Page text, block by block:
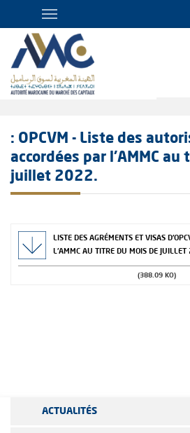
: OPCVM - Liste des
accordées par l'AMMC
juillet 2022.
LISTE DES AGRÉMENTS ET VISAS
L'AMMC AU TITRE DU MOIS DE
(388.09 KO)
ACTUALITÉS